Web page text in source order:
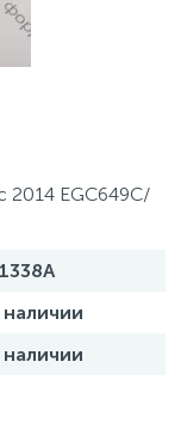
2014 EGC649C/
наличии
наличии